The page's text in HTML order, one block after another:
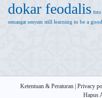
dokar feodalis foto
semangat senyum still learning to be a
Ketentuan & Peraturan Privacy
Hapus